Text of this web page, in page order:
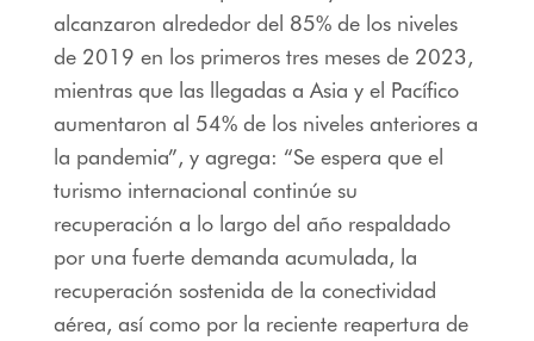
alcanzaron alrededor del 85% de los niveles
de 2019 en los primeros tres meses de 2023,
mientras que las llegadas a Asia y el Pacífico
aumentaron al 54% de los niveles anteriores a
la pandemia”, y agrega: “Se espera que el
turismo internacional continúe su
recuperación a lo largo del año respaldado
por una fuerte demanda acumulada, la
recuperación sostenida de la conectividad
aérea, así como por la reciente reapertura de